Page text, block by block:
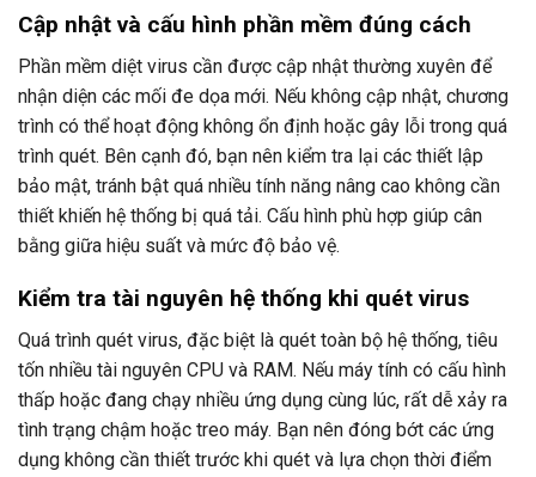
Cập nhật và cấu hình phần mềm đúng cách
Phần mềm diệt virus cần được cập nhật thường xuyên để
nhận diện các mối đe dọa mới. Nếu không cập nhật, chương
trình có thể hoạt động không ổn định hoặc gây lỗi trong quá
trình quét. Bên cạnh đó, bạn nên kiểm tra lại các thiết lập
bảo mật, tránh bật quá nhiều tính năng nâng cao không cần
thiết khiến hệ thống bị quá tải. Cấu hình phù hợp giúp cân
bằng giữa hiệu suất và mức độ bảo vệ.
Kiểm tra tài nguyên hệ thống khi quét virus
Quá trình quét virus, đặc biệt là quét toàn bộ hệ thống, tiêu
tốn nhiều tài nguyên CPU và RAM. Nếu máy tính có cấu hình
thấp hoặc đang chạy nhiều ứng dụng cùng lúc, rất dễ xảy ra
tình trạng chậm hoặc treo máy. Bạn nên đóng bớt các ứng
dụng không cần thiết trước khi quét và lựa chọn thời điểm